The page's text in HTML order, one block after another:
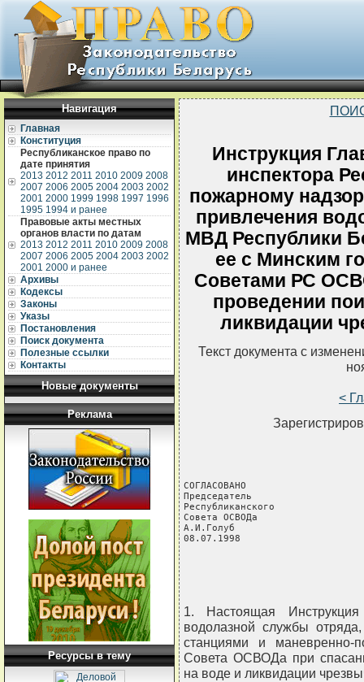
Навигация
Главная
Конституция
Республиканское право по
дате принятия
2013 2012 2011 2010 2009 2008
2007 2006 2005 2004 2003 2002
2001 2000 1999 1998 1997 1996
1995 1994 и ранее
Правовые акты местных
органов власти по датам
2013 2012 2011 2010 2009 2008
2007 2006 2005 2004 2003 2002
2001 2000 и ранее
Архивы
Кодексы
Законы
Указы
Постановления
Поиск документа
Полезные ссылки
Контакты
Новые документы
Реклама
Ресурсы в тему
Инструкция
инспектора
пожарному
привлечения
МВД Республики
ее с Минским
Советами РС
проведении
ликвидации
Текст документа с
<
СОГЛАСОВАНО
Председатель
Республиканского
Совета ОСВОДа
А.И.Голуб
08.07.1998
1. Настоящая Инструкция
водолазной службы
станциями и маневренно-
Совета ОСВОДа при
на воде и ликвидации